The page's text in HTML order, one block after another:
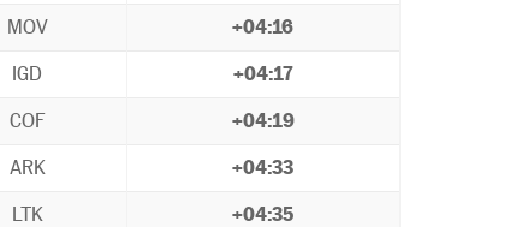
MOV +04:16
IGD +04:17
COF +04:19
ARK +04:33
LTK +04:35